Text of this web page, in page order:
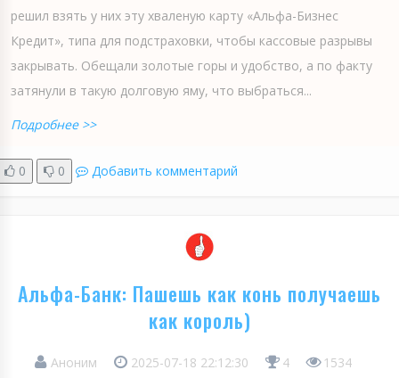
решил взять у них эту хваленую карту «Альфа-Бизнес
Кредит», типа для подстраховки, чтобы кассовые разрывы
закрывать. Обещали золотые горы и удобство, а по факту
затянули в такую долговую яму, что выбраться...
Подробнее >>
0 0 Добавить комментарий
Альфа-Банк: Пашешь как конь получаешь
как король)
Аноним 2025-07-18 22:12:30 4 1534